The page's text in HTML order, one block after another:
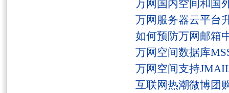
万网国内空间和国
万网服务器云平台
如何预防万网邮箱
万网空间数据库
万网空间支持
互联网热潮微博团